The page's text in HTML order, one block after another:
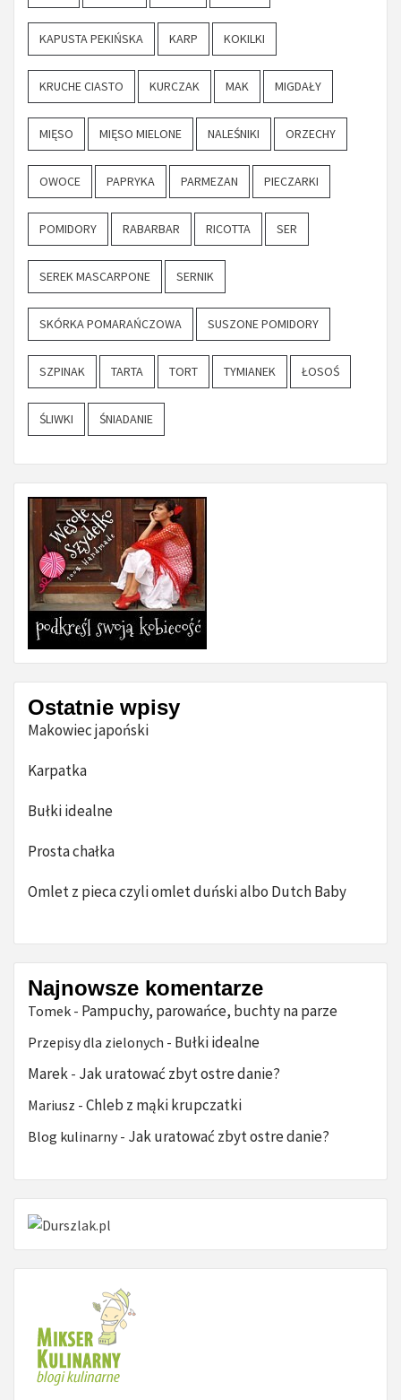
KAPUSTA PEKIŃSKA KARP KOKILKI
KRUCHE CIASTO KURCZAK MAK MIGDAŁY
MIĘSO MIĘSO MIELONE NALEŚNIKI ORZECHY
OWOCE PAPRYKA PARMEZAN PIECZARKI
POMIDORY RABARBAR RICOTTA SER
SEREK MASCARPONE SERNIK
SKÓRKA POMARAŃCZOWA SUSZONE POMIDORY
SZPINAK TARTA TORT TYMIANEK ŁOSOŚ
ŚLIWKI ŚNIADANIE
Ostatnie wpisy
Makowiec japoński
Karpatka
Bułki idealne
Prosta chałka
Omlet z pieca czyli omlet duński albo Dutch Baby
Najnowsze komentarze
Tomek - Pampuchy, parowańce, buchty na parze
Przepisy dla zielonych - Bułki idealne
Marek - Jak uratować zbyt ostre danie?
Mariusz - Chleb z mąki krupczatki
Blog kulinarny- Jak uratować zbyt ostre danie?